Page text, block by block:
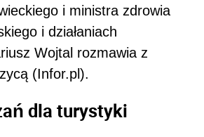
i ministra zdrowia
i działaniach
Wojtal rozmawia z
(Infor.pl).
dla turystyki